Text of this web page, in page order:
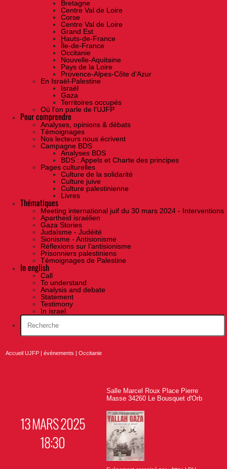
Bretagne
Centre Val de Loire
Corse
Centre Val de Loire
Grand Est
Hauts-de-France
Île-de-France
Occitanie
Nouvelle-Aquitaine
Pays de la Loire
Provence-Alpes-Côte d'Azur
En Israël-Palestine
Israël
Gaza
Territoires occupés
Où l'on parle de l'UJFP
Pour comprendre
Analyses, opinions & débats
Témoignages
Nos lecteurs nous écrivent
Campagne BDS
Analyses BDS
BDS : Appels et Charte des principes
Pages culturelles
Culture de la solidarité
Culture juive
Culture palestinienne
Livres
Thématiques
Meeting international juif du 30 mars 2024 - Interventions
Apartheid israélien
Gaza Stories
Judaïsme - Judéité
Sionisme - Antisionisme
Réflexions sur l’antisionisme
Prisonniers palestiniens
Témoignages de Palestine
In english
Call
To understand
Analysis and debate
Statement
Testimony
In israel
Accueil UJFP |événements |Occitanie
13 MARS 2025
18:30
Salle Marcel Roux Place Pierre
Masse 34260 Le Bousquet d'Orb